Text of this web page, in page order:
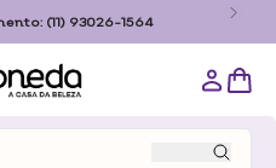
somente para o estado de São